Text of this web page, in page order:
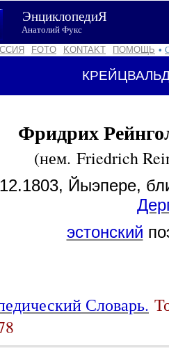
ЭнциклопедиЯ
Анатолий Фукс
FOTO KONTAKT ПОМОЩЬ •
Фридрих
(нем. Friedrich
Йыэпере,
эстонский
Словарь.